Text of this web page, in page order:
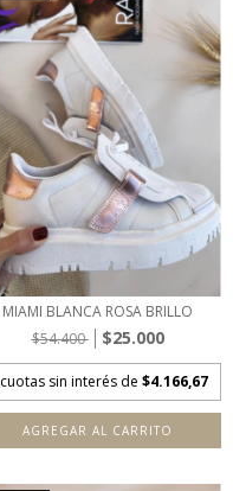
MIAMI BLANCA ROSA BRILLO
$54.400
$25.000
cuotas sin interés de $4.166,67
AGREGAR AL CARRITO